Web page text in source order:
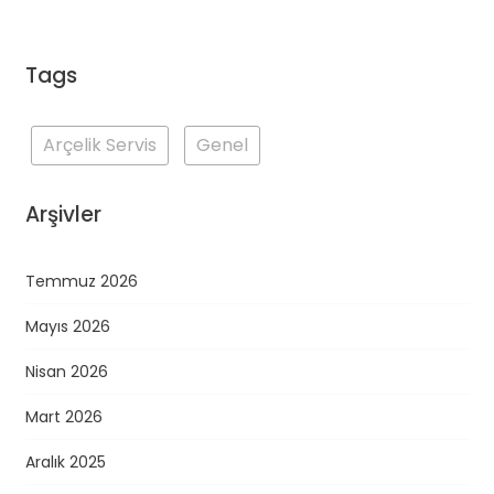
Tags
Arçelik Servis Genel
Arşivler
Temmuz 2026
Mayıs 2026
Nisan 2026
Mart 2026
Aralık 2025